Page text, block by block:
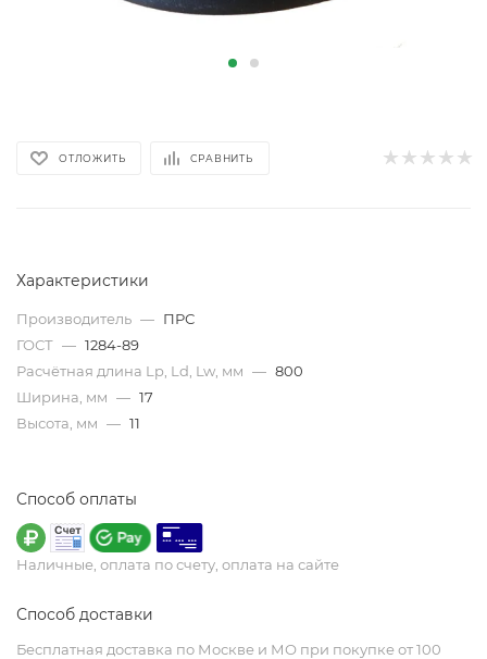
ОТЛОЖИТЬ СРАВНИТЬ
Характеристики
Производитель — ПРС
ГОСТ — 1284-89
Расчётная длина Lp, Ld, Lw, мм — 800
Ширина, мм — 17
Высота, мм — 11
Способ оплаты
Наличные, оплата по счету, оплата на сайте
Способ доставки
Бесплатная доставка по Москве и МО при покупке от 100